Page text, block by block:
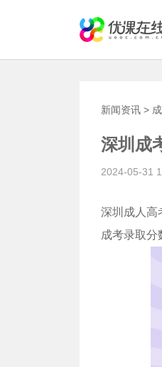
新闻资讯 >
深圳成
2024-05-
深圳成人高
成考录取分